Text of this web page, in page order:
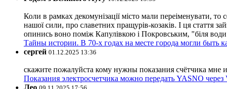
Коли в рамках декомунізації місто мали переіменувати,
нашої сили, про славетних пращурів-козаків. І ця стаття
опинись воно поміж Капулівкою і Покровським, "біля
Тайны истории. В 70-х годах на месте города могли быть
сергей 01.12.2025 13:36
скажите пожалуйста кому нужны показания счётчика мне
Показания электросчетчика можно передать YASNO через
Лео